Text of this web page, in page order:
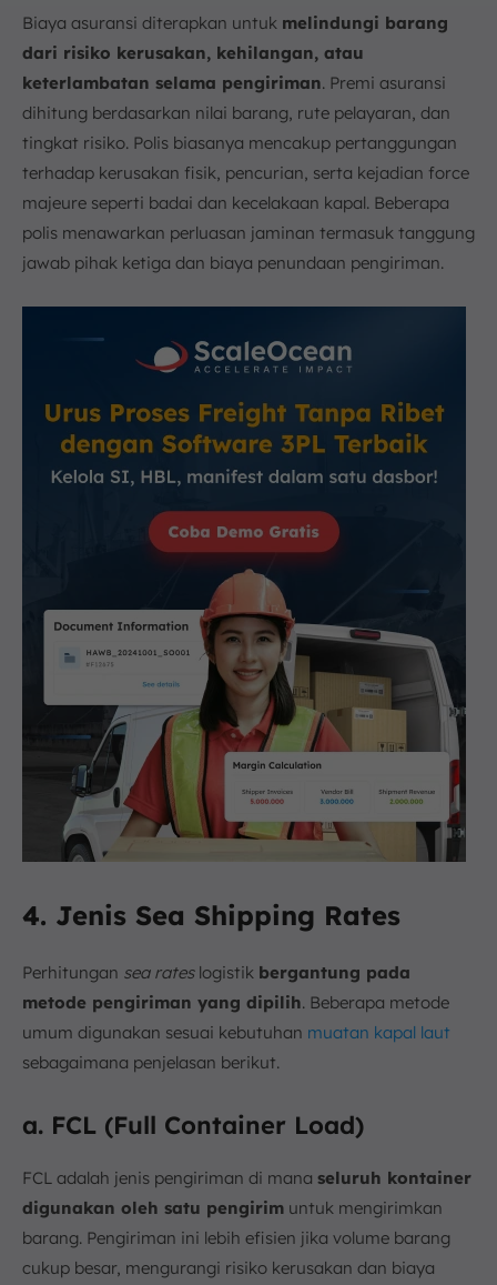
Biaya asuransi diterapkan untuk melindungi barang
dari risiko kerusakan, kehilangan, atau
keterlambatan selama pengiriman. Premi asuransi
dihitung berdasarkan nilai barang, rute pelayaran, dan
tingkat risiko. Polis biasanya mencakup pertanggungan
terhadap kerusakan fisik, pencurian, serta kejadian force
majeure seperti badai dan kecelakaan kapal. Beberapa
polis menawarkan perluasan jaminan termasuk tanggung
jawab pihak ketiga dan biaya penundaan pengiriman.
4. Jenis Sea Shipping Rates
Perhitungan sea rateslogistik bergantung pada
metode pengiriman yang dipilih. Beberapa metode
umum digunakan sesuai kebutuhan muatan kapal laut
sebagaimana penjelasan berikut.
a. FCL (Full Container Load)
FCL adalah jenis pengiriman di mana seluruh kontainer
digunakan oleh satu pengirim untuk mengirimkan
barang. Pengiriman ini lebih efisien jika volume barang
cukup besar, mengurangi risiko kerusakan dan biaya